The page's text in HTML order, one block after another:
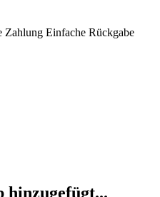
Zahlung Einfache Rückgabe